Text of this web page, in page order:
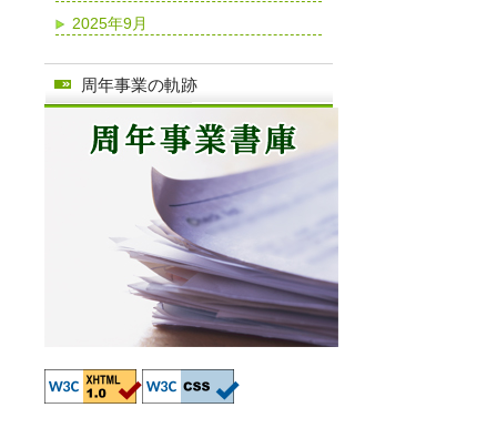
2025年9月
周年事業の軌跡